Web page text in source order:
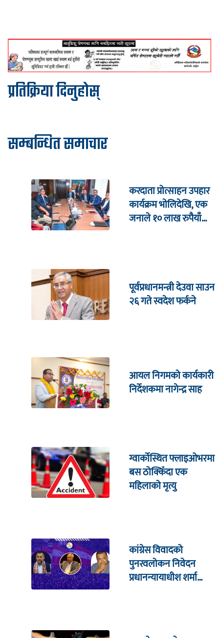
प्रतिक्रिया दिनुहोस्
सम्बन्धित समाचार
करदाता प्रोत्साहन उपहार
कार्यक्रम भाेलिदेखि, एक
जनाले १० लाख रुपैयाँ
पूर्वप्रधानमन्त्री देउवा साउन
२६ गते स्वदेश फर्कने
आयल निगमको कार्यकारी
निर्देशकमा नागेन्द्र साह
ग्वार्कोस्थित फ्लाइओभरमा
बस ठोक्किँदा एक
महिलाको मृत्यु
कांग्रेस विवादको
पुनरवलोकन निवेदन
प्रधानन्यायाधीश शर्मा